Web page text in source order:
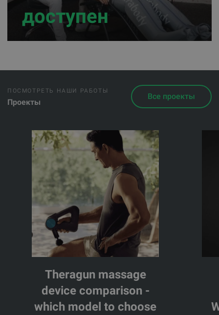
доступен
ПОСМОТРЕТЬ НАШИ РАБОТЫ
Проекты
Все проекты
Theragun massage
device comparison -
which model to choose